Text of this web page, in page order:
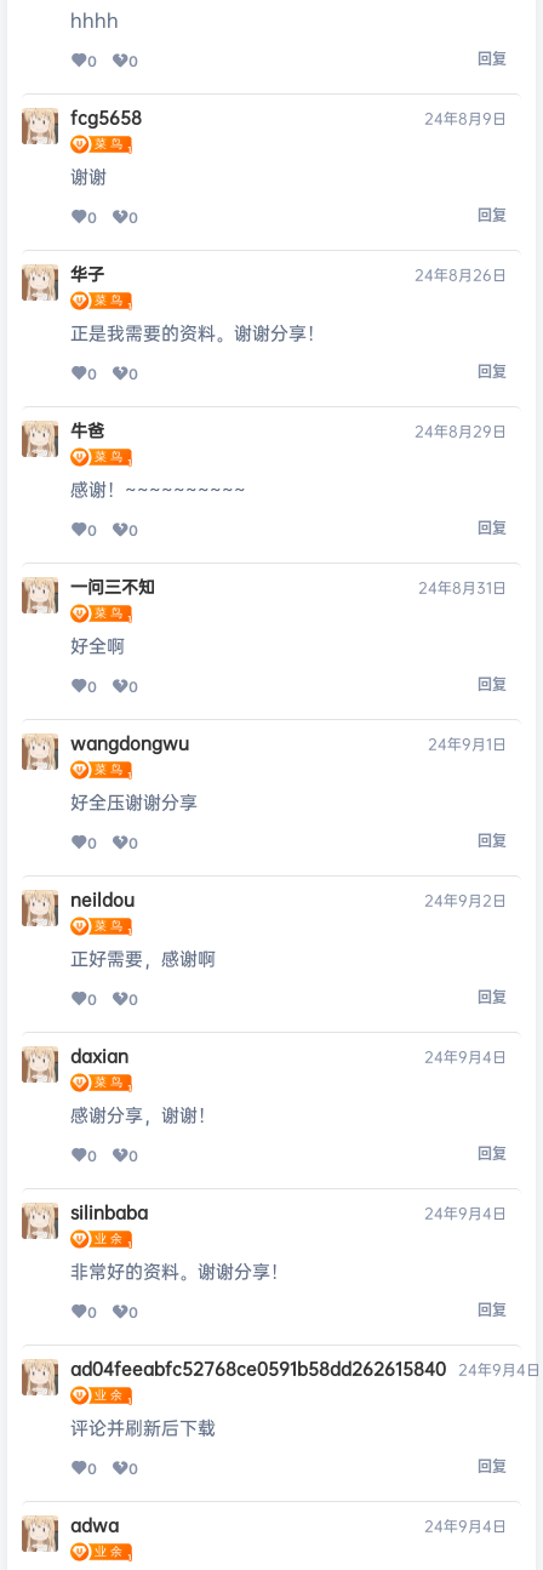
hhhh
0 0 回复
fcg5658 24年8月9日
谢谢
0 0 回复
华子 24年8月26日
正是我需要的资料。谢谢分享！
0 0 回复
牛爸 24年8月29日
感谢！~~~~~~~~~~
0 0 回复
一问三不知 24年8月31日
好全啊
0 0 回复
wangdongwu 24年9月1日
好全压谢谢分享
0 0 回复
neildou 24年9月2日
正好需要，感谢啊
0 0 回复
daxian 24年9月4日
感谢分享，谢谢！
0 0 回复
silinbaba 24年9月4日
非常好的资料。谢谢分享！
0 0 回复
ad04feeabfc52768ce0591b58dd262615840 24年9月4日
评论并刷新后下载
0 0 回复
adwa 24年9月4日